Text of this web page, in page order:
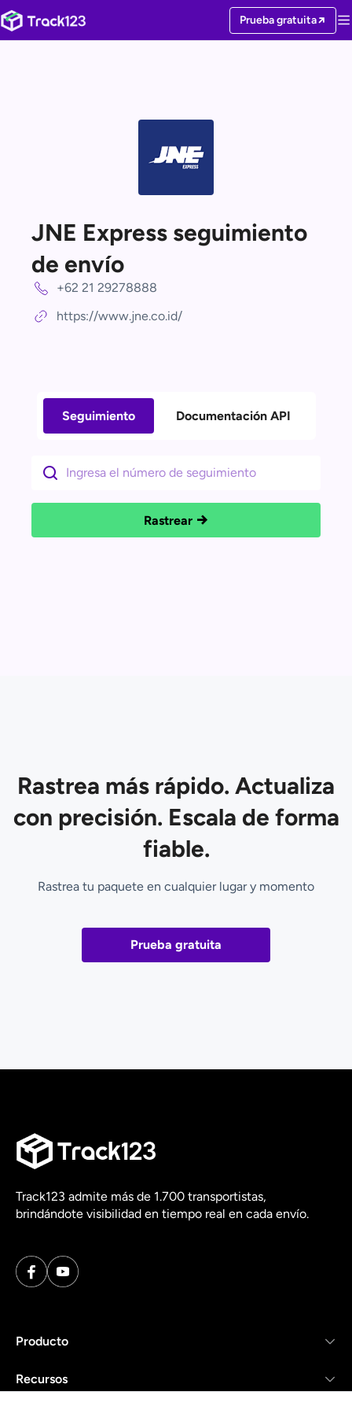
Prueba gratuita
JNE Express seguimiento
de envío
+62 21 29278888
https://www.jne.co.id/
Seguimiento Documentación API
Rastrear
Rastrea más rápido. Actualiza
con precisión. Escala de forma
fiable.
Rastrea tu paquete en cualquier lugar y momento
Prueba gratuita
Track123 admite más de 1.700 transportistas,
brindándote visibilidad en tiempo real en cada envío.
Producto
Recursos